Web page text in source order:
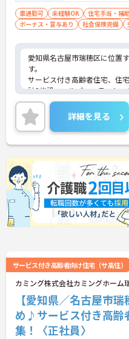
います】
・ご家族分も含めて年間3万
や、教育サービスの70%割引
・小学校3年生までの時短・
男性の育休取得実績も豊富な
が変化しても安心です。
【プライベートとの両立がし
・有給取得促進手当の支給や
暇を取得できる仕組みがあり
フレッシュできます。
く、新しい方もこれまでの経
染める温かい社風です。
車通勤可 未経験OK 住宅手当・補
ボーナス・賞与あり
社会保険完備
愛知県名古屋市瑞穂区に位置
す。
サービス付き高齢者住宅、住
計3施設、ヘルパーステーシ
問看護、居宅介護支援事業、
着した事業展開をされており
るため、様々な経験を積み、
求人となっております。
ご興味をお持ちの方には詳細
トをお伝えしますのでお気軽
いませ。
詳細を見る
サービス付き高齢者向け住宅（サ高住）
カミング株式会社カミングホーム
【愛知県／名古屋市
め♪サービス付き高齢
集！〈正社員〉